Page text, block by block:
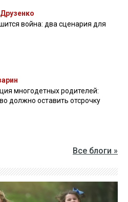
война: два сценария для
многодетных родителей:
должно оставить отсрочку
Все блоги »